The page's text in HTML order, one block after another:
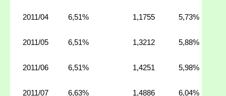
2011/04 6,51% 1,1755 5,73%
2011/05 6,51% 1,3212 5,88%
2011/06 6,51% 1,4251 5,98%
2011/07 6,63% 1,4886 6,04%